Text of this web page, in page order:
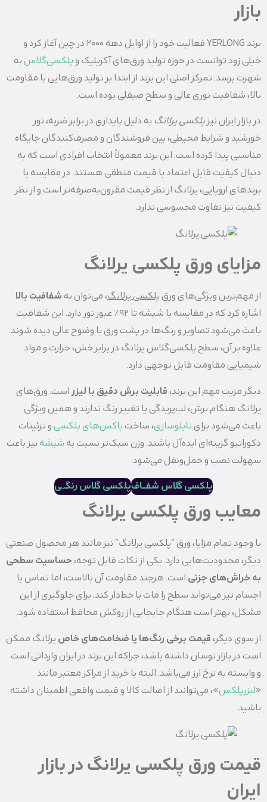
بازار
برند YERLONG فعالیت خود را از اوایل دهه ۲۰۰۰ در چین آغاز کرد و
خیلی زود توانست در حوزه تولید ورق‌های آکریلیک و پلکسی‌گلاسبه
شهرت برسد. تمرکز اصلی این برند از ابتدا بر تولید ورق‌هایی با مقاومت
بالا، شفافیت نوری عالی و سطح صیقلی بوده است.
در بازار ایران نیزپلکسی‌ یرلانگ به دلیل پایداری در برابر ضربه، نور
خورشید و شرایط محیطی، بین فروشندگان و مصرف‌کنندگان جایگاه
مناسبی پیدا کرده است. این برند معمولاً انتخاب افرادی است که به
دنبال کیفیت قابل اعتماد با قیمت منطقی هستند. در مقایسه با
برندهای اروپایی، یرلانگ از نظر قیمت مقرون‌به‌صرفه‌تر است و از نظر
کیفیت نیز تفاوت محسوسی ندارد.
مزایای ورق پلکسی یرلانگ
از مهم‌ترین ویژگی‌های ورق پلکسی یرلانگ، می‌توان به شفافیت بالا
اشاره کرد که در مقایسه با شیشه تا ۹۲٪ عبور نور دارد. این شفافیت
باعث می‌شود تصاویر و رنگ‌ها در پشت ورق با وضوح عالی دیده شوند.
علاوه بر آن، سطح پلکسی‌گلاس یرلانگ در برابر خش، حرارت و مواد
شیمیایی مقاومت قابل توجهی دارد.
دیگر مزیت مهم این برند،قابلیت برش دقیق با لیزراست. ورق‌های
یرلانگ هنگام برش، لب‌پریدگی یا تغییر رنگ ندارند و همین ویژگی
باعث می‌شود برای تابلوسازی، ساخت باکس‌های پلکسیو تزئینات
دکوراتیو گزینه‌ای ایده‌آل باشند. وزن سبک‌تر نسبت به شیشهنیز باعث
سهولت نصب و حمل‌ونقل می‌شود.
پلکسی گلاس شفــافپلکسی گلاس رنگــی
معایب ورق پلکسی یرلانگ
با وجود تمام مزایا، ورق “پلکسی‌ یرلانگ” نیز مانند هر محصول صنعتی
دیگر، محدودیت‌هایی دارد. یکی از نکات قابل توجه،حساسیت سطحی
به خراش‌های جزئی است. هرچند مقاومت آن بالاست، اما تماس با
اجسام تیز می‌تواند سطح را مات یا خط‌دار کند. برای جلوگیری از این
مشکل، بهتر است هنگام جابجایی از روکش محافظ استفاده شود.
از سوی دیگر،قیمت برخی رنگ‌ها یا ضخامت‌های خاص یرلانگ ممکن
است در بازار نوسان داشته باشد، چراکه این برند در ایران وارداتی است
و وابسته به نرخ ارز می‌باشد. البته با خرید از مراکز معتبر مانند
«لیزرپلکس»، می‌توانید از اصالت کالا و قیمت واقعی اطمینان داشته
باشید.
قیمت ورق پلکسی یرلانگ در بازار
ایران